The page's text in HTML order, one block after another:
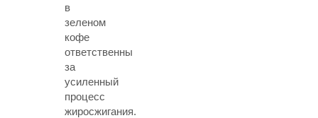
в
зеленом
кофе
ответственны
за
усиленный
процесс
жиросжигания.